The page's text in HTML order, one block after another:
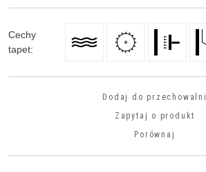
Cechy
tapet:
Dodaj do przechowalni
Zapytaj o produkt
Porównaj